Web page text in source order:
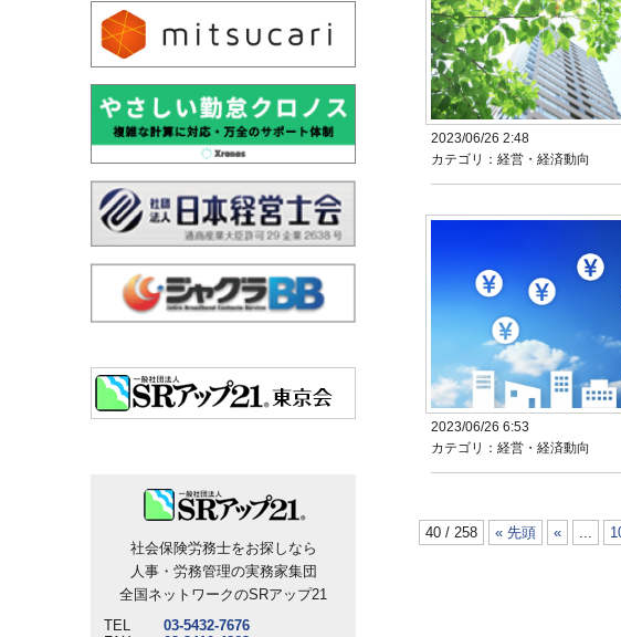
社会保険労務士をお探しなら
人事・労務管理の実務家集団
全国ネットワークのSRアップ21
TEL
03-5432-7676
2023/06/26 2:48
カテゴリ：経営・経済動向
2023/06/26 6:53
カテゴリ：経営・経済動向
40 / 258 « 先頭 «